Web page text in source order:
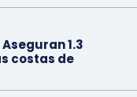
1.3
costas de